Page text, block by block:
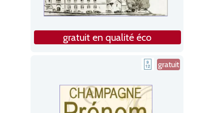
gratuit en qualité éco
gratuit